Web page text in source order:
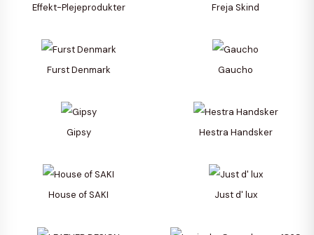
Effekt-Plejeprodukter Freja Skind
Furst Denmark Gaucho
Gipsy Hestra Handsker
House of SAKI Just d' lux